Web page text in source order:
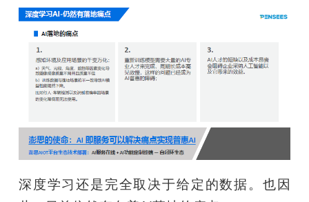
深度学习还是完全取决于给定的数据。也因